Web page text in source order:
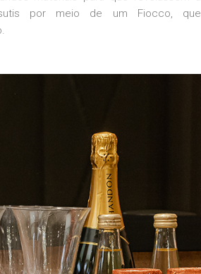
por meio de um Fiocco, que